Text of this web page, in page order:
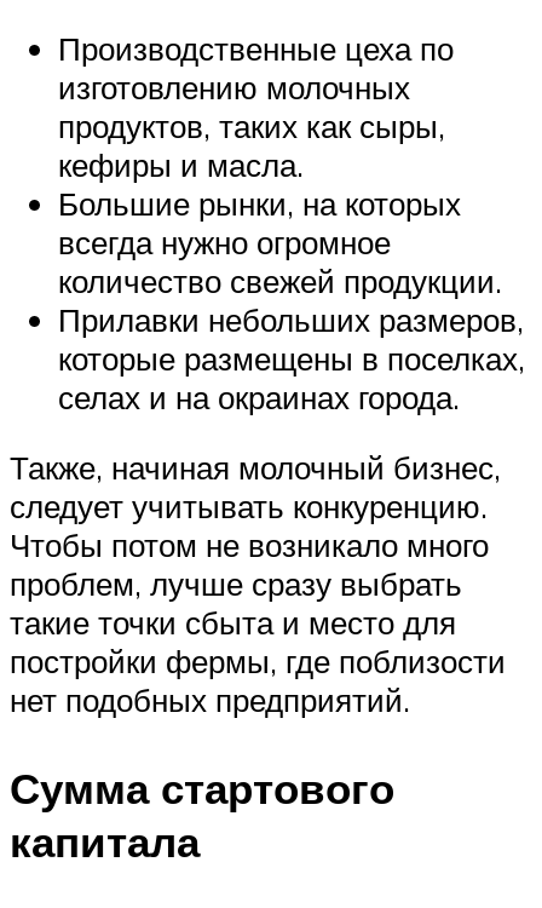
Производственные цеха по
изготовлению молочных
продуктов, таких как сыры,
кефиры и масла.
Большие рынки, на которых
всегда нужно огромное
количество свежей продукции.
Прилавки небольших размеров,
которые размещены в поселках,
селах и на окраинах города.
Также, начиная молочный бизнес,
следует учитывать конкуренцию.
Чтобы потом не возникало много
проблем, лучше сразу выбрать
такие точки сбыта и место для
постройки фермы, где поблизости
нет подобных предприятий.
Сумма стартового
капитала